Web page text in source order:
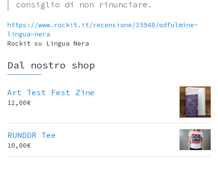
consiglio di non rinunciare.
https://www.rockit.it/recensione/35948/odfulmine-
lingua-nera
Rockit su Lingua Nera
Dal nostro shop
Art Test Fest Zine
12,00€
RUNDDR Tee
10,00€